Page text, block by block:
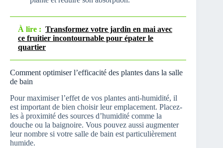
À lire : Transformez votre jardin en mai avec
ce fruitier incontournable pour épater le
quartier
Comment optimiser l’efficacité des plantes dans la salle
de bain
Pour maximiser l’effet de vos plantes anti-humidité, il
est important de bien choisir leur emplacement. Placez-
les à proximité des sources d’humidité comme la
douche ou la baignoire. Vous pouvez aussi augmenter
leur nombre si votre salle de bain est particulièrement
humide.